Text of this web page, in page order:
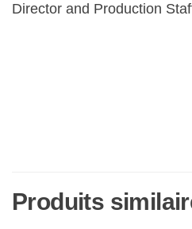
Director and Production
Produits